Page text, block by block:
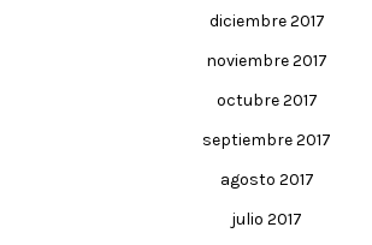
diciembre 2017
noviembre 2017
octubre 2017
septiembre 2017
agosto 2017
julio 2017